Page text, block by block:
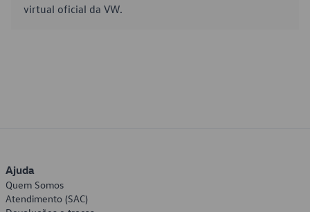
virtual oficial da VW.
Ajuda
Quem Somos
Atendimento (SAC)